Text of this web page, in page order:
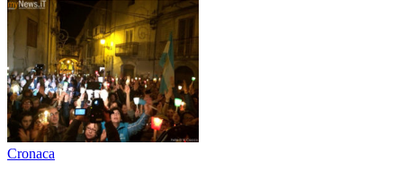
Cronaca